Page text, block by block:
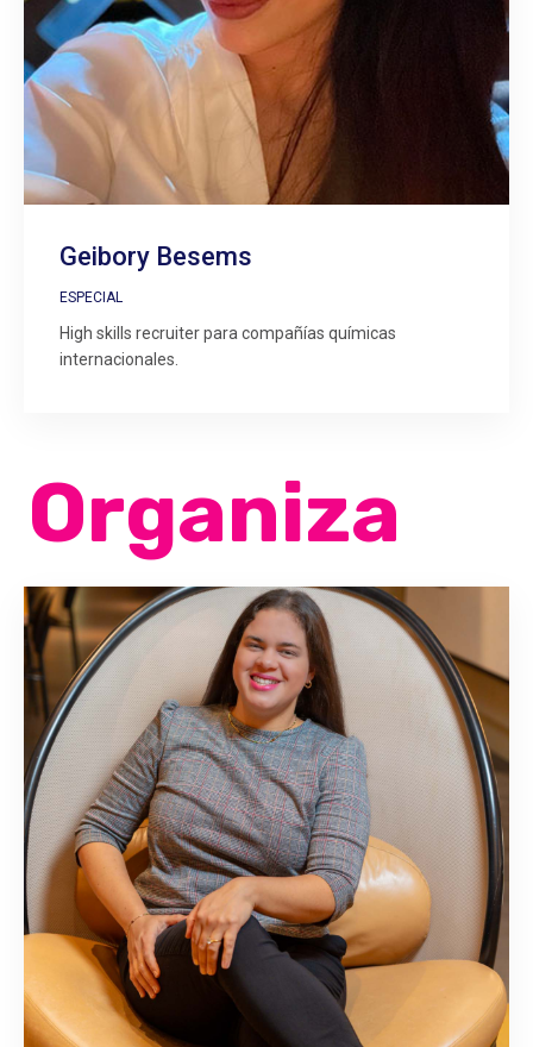
Geibory Besems
ESPECIAL
High skills recruiter para compañías químicas
internacionales.
Organiza